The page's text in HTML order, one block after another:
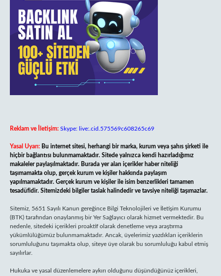
Reklam ve İletişim: Skype: live:.cid.575569c608265c69
Yasal Uyarı: Bu internet sitesi, herhangi bir marka, kurum veya şahıs şirketi ile
hiçbir bağlantısı bulunmamaktadır. Sitede yalnızca kendi hazırladığımız
makaleler paylaşılmaktadır. Burada yer alan içerikler haber niteliği
taşımamakta olup, gerçek kurum ve kişiler hakkında paylaşım
yapılmamaktadır. Gerçek kurum ve kişiler ile isim benzerlikleri tamamen
tesadüfidir. Sitemizdeki bilgiler taslak halindedir ve tavsiye niteliği taşımazlar.
Sitemiz, 5651 Sayılı Kanun gereğince Bilgi Teknolojileri ve İletişim Kurumu
(BTK) tarafından onaylanmış bir Yer Sağlayıcı olarak hizmet vermektedir. Bu
nedenle, sitedeki içerikleri proaktif olarak denetleme veya araştırma
yükümlülüğümüz bulunmamaktadır. Ancak, üyelerimiz yazdıkları içeriklerin
sorumluluğunu taşımakta olup, siteye üye olarak bu sorumluluğu kabul etmiş
sayılırlar.
Hukuka ve yasal düzenlemelere aykırı olduğunu düşündüğünüz içerikleri,